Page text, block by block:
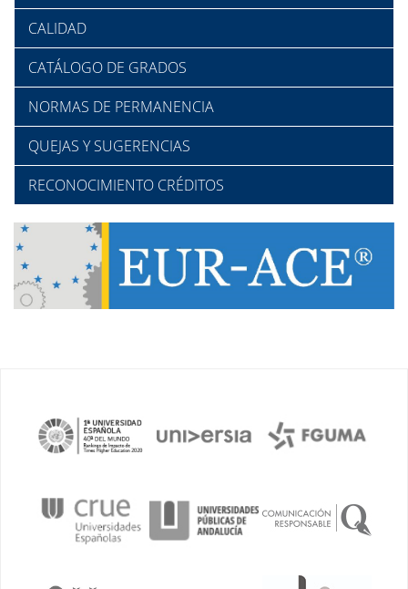
CALIDAD
CATÁLOGO DE GRADOS
NORMAS DE PERMANENCIA
QUEJAS Y SUGERENCIAS
RECONOCIMIENTO CRÉDITOS